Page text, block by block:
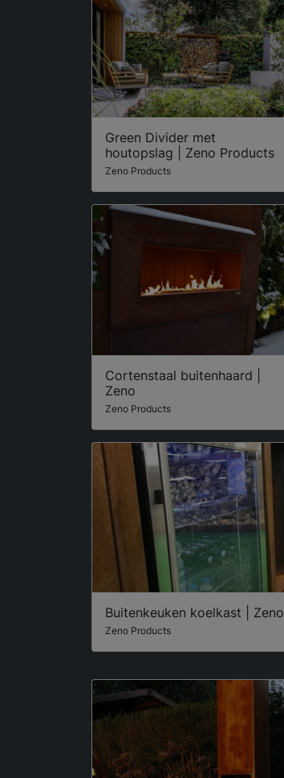
Green Divider met
houtopslag | Zeno Products
Zeno Products
Cortenstaal buitenhaard |
Zeno
Zeno Products
Buitenkeuken koelkast | Zeno
Zeno Products